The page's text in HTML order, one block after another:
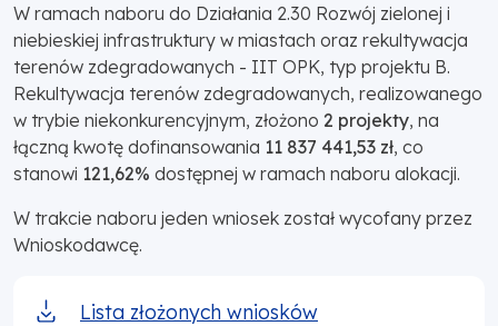
W ramach naboru do Działania 2.30 Rozwój zielonej i
niebieskiej infrastruktury w miastach oraz rekultywacja
terenów zdegradowanych - IIT OPK, typ projektu B.
Rekultywacja terenów zdegradowanych, realizowanego
w trybie niekonkurencyjnym, złożono 2 projekty, na
łączną kwotę dofinansowania 11 837 441,53 zł, co
stanowi 121,62% dostępnej w ramach naboru alokacji.
W trakcie naboru jeden wniosek został wycofany przez
Wnioskodawcę.
Lista złożonych wniosków